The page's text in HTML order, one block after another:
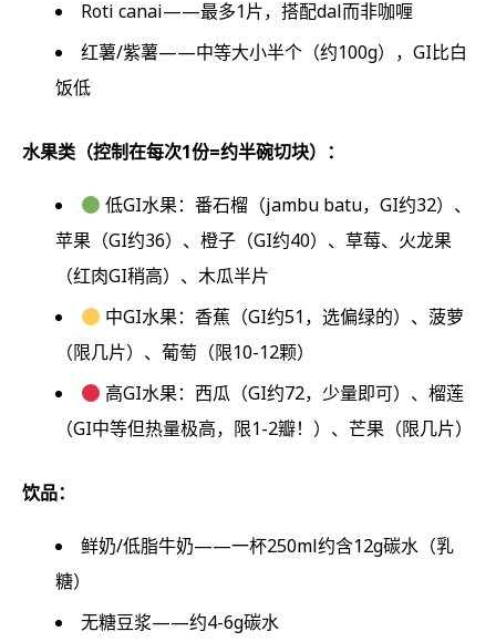
Roti canai——最多1片，搭配dal而非咖喱
红薯/紫薯——中等大小半个（约100g），GI比白
饭低
水果类（控制在每次1份=约半碗切块）：
低GI水果：番石榴（jambu batu，GI约32）、
苹果（GI约36）、橙子（GI约40）、草莓、火龙果
（红肉GI稍高）、木瓜半片
中GI水果：香蕉（GI约51，选偏绿的）、菠萝
（限几片）、葡萄（限10-12颗）
高GI水果：西瓜（GI约72，少量即可）、榴莲
（GI中等但热量极高，限1-2瓣！）、芒果（限几片）
饮品：
鲜奶/低脂牛奶——一杯250ml约含12g碳水（乳
糖）
无糖豆浆——约4-6g碳水